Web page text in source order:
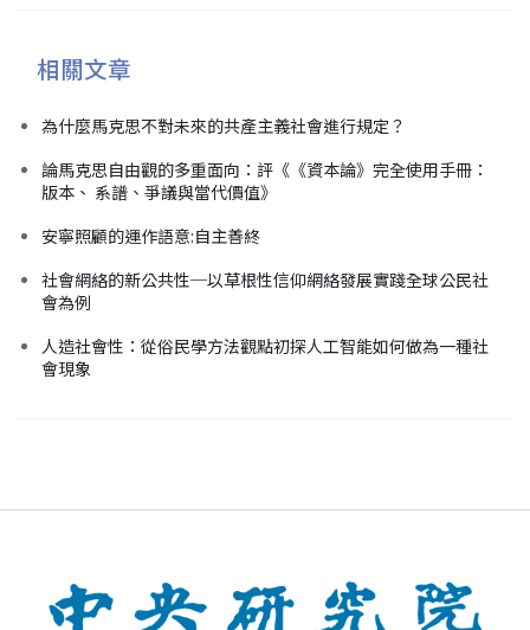
相關文章
為什麼馬克思不對未來的共產主義社會進行規定？
論馬克思自由觀的多重面向：評《《資本論》完全使用手冊：
版本、 系譜、爭議與當代價值》
安寧照顧的運作語意:自主善終
社會網絡的新公共性─以草根性信仰網絡發展實踐全球公民社
會為例
人造社會性：從俗民學方法觀點初探人工智能如何做為一種社
會現象